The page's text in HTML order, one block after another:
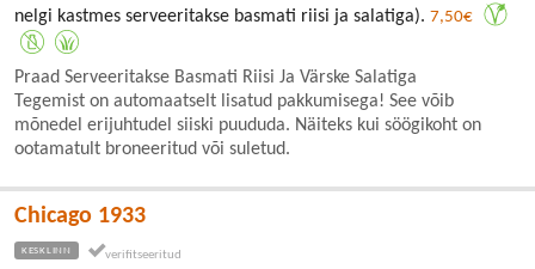
nelgi kastmes serveeritakse basmati riisi ja salatiga). 7,50€
Praad Serveeritakse Basmati Riisi Ja Värske Salatiga
Tegemist on automaatselt lisatud pakkumisega! See võib
mõnedel erijuhtudel siiski puududa. Näiteks kui söögikoht on
ootamatult broneeritud või suletud.
Chicago 1933
KESKLINN